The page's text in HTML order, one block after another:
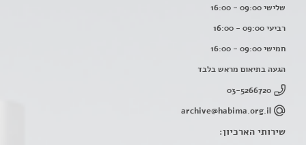
שלישי 09:00 - 16:00
רביעי 09:00 - 16:00
חמישי 09:00 - 16:00
הגעה בתיאום מראש בלבד
03-5266720
archive@habima.org.il
שירותי הארכיון: